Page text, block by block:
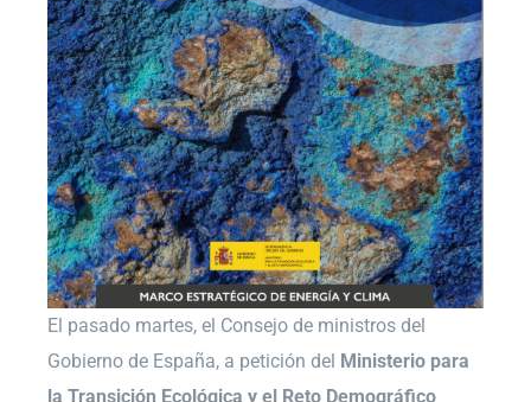
El pasado martes, el Consejo de ministros del
Gobierno de España, a petición del Ministerio para
la Transición Ecológica y el Reto Demográfico